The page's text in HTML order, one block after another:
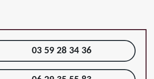
03 59 28 34 36